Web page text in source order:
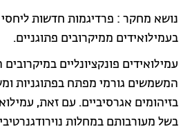
נושא מחקר : פרדיגמות חדשות
בעמילואידים ממיקרובים פתוגניים.
עמילואידים פונקציונליים
המשמשים גורמי מפתח בפתוגניות
בזיהומים אגרסיביים. עם זאת,
בשל מעורבותם במחלות